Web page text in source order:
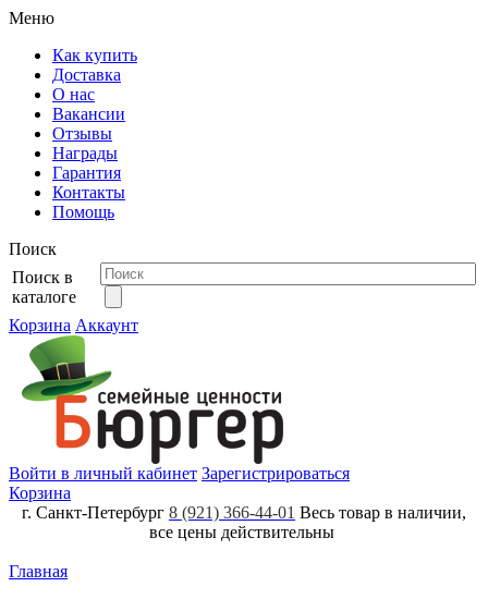
Меню
Как купить
Доставка
О нас
Вакансии
Отзывы
Награды
Гарантия
Контакты
Помощь
Поиск
Поиск в
каталоге
Корзина Аккаунт
Войти в личный кабинет Зарегистрироваться
Корзина
г. Санкт-Петербург 8 (921) 366-44-01 Весь товар в наличии,
все цены действительны
Главная